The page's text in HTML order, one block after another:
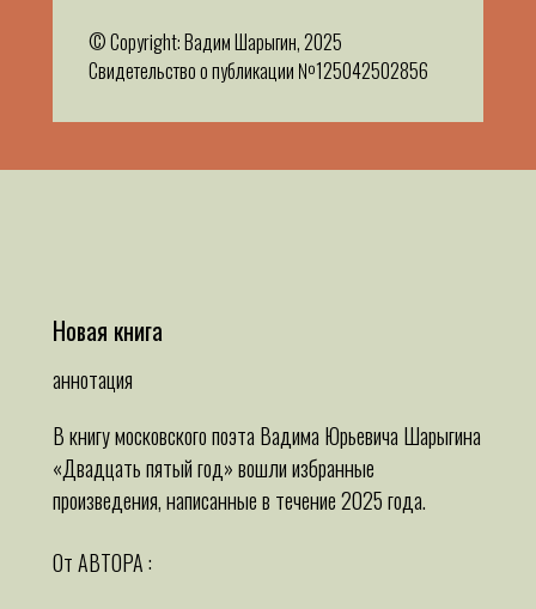
© Copyright: Вадим Шарыгин, 2025
Свидетельство о публикации №125042502856
Новая книга
аннотация
В книгу московского поэта Вадима Юрьевича Шарыгина
«Двадцать пятый год» вошли избранные
произведения, написанные в течение 2025 года.
От АВТОРА :